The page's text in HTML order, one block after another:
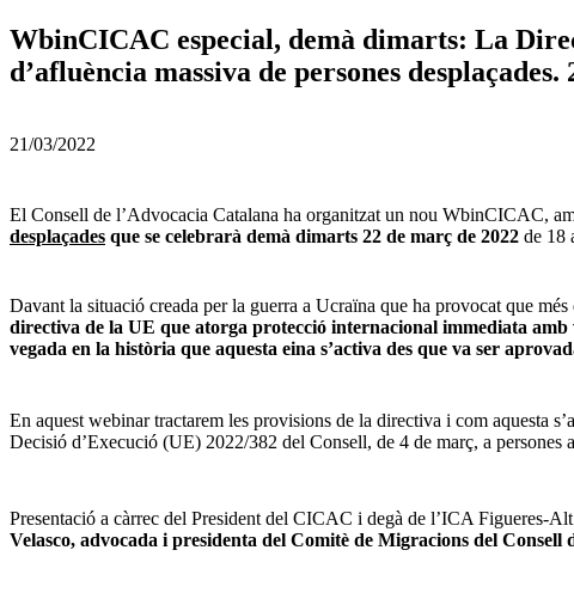
WbinCICAC especial, demà dimarts: La
d’afluència massiva de persones
21/03/2022
El Consell de l’Advocacia Catalana ha organitzat un nou WbinCICAC,
desplaçades que se celebrarà demà dimarts 22 de març de 2022 de 18
Davant la situació creada per la guerra a Ucraïna que ha provocat que
directiva de la UE que atorga protecció internacional immediata amb
vegada en la història que aquesta eina s’activa des que va ser
En aquest webinar tractarem les provisions de la directiva i com aquesta
Decisió d’Execució (UE) 2022/382 del Consell, de 4 de març, a
Presentació a càrrec del President del CICAC i degà de l’ICA Figueres-
Velasco, advocada i presidenta del Comitè de Migracions del Consell